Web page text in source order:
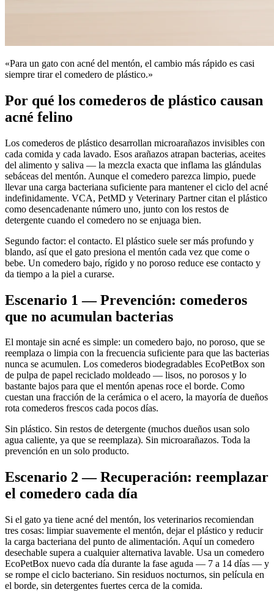
«Para un gato con acné del mentón, el cambio más rápido es casi
siempre tirar el comedero de plástico.»
Por qué los comederos de plástico causan
acné felino
Los comederos de plástico desarrollan microarañazos invisibles con
cada comida y cada lavado. Esos arañazos atrapan bacterias, aceites
del alimento y saliva — la mezcla exacta que inflama las glándulas
sebáceas del mentón. Aunque el comedero parezca limpio, puede
llevar una carga bacteriana suficiente para mantener el ciclo del acné
indefinidamente. VCA, PetMD y Veterinary Partner citan el plástico
como desencadenante número uno, junto con los restos de
detergente cuando el comedero no se enjuaga bien.
Segundo factor: el contacto. El plástico suele ser más profundo y
blando, así que el gato presiona el mentón cada vez que come o
bebe. Un comedero bajo, rígido y no poroso reduce ese contacto y
da tiempo a la piel a curarse.
Escenario 1 — Prevención: comederos
que no acumulan bacterias
El montaje sin acné es simple: un comedero bajo, no poroso, que se
reemplaza o limpia con la frecuencia suficiente para que las bacterias
nunca se acumulen. Los comederos biodegradables EcoPetBox son
de pulpa de papel reciclado moldeado — lisos, no porosos y lo
bastante bajos para que el mentón apenas roce el borde. Como
cuestan una fracción de la cerámica o el acero, la mayoría de dueños
rota comederos frescos cada pocos días.
Sin plástico. Sin restos de detergente (muchos dueños usan solo
agua caliente, ya que se reemplaza). Sin microarañazos. Toda la
prevención en un solo producto.
Escenario 2 — Recuperación: reemplazar
el comedero cada día
Si el gato ya tiene acné del mentón, los veterinarios recomiendan
tres cosas: limpiar suavemente el mentón, dejar el plástico y reducir
la carga bacteriana del punto de alimentación. Aquí un comedero
desechable supera a cualquier alternativa lavable. Usa un comedero
EcoPetBox nuevo cada día durante la fase aguda — 7 a 14 días — y
se rompe el ciclo bacteriano. Sin residuos nocturnos, sin película en
el borde, sin detergentes fuertes cerca de la comida.